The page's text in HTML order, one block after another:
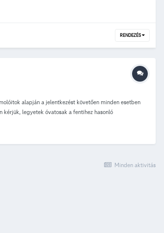
RENDEZÉS
alapján a jelentkezést követően minden esetben
legyetek óvatosak a fentihez hasonló
Köszönöm, szép napot: István
Minden aktivitás